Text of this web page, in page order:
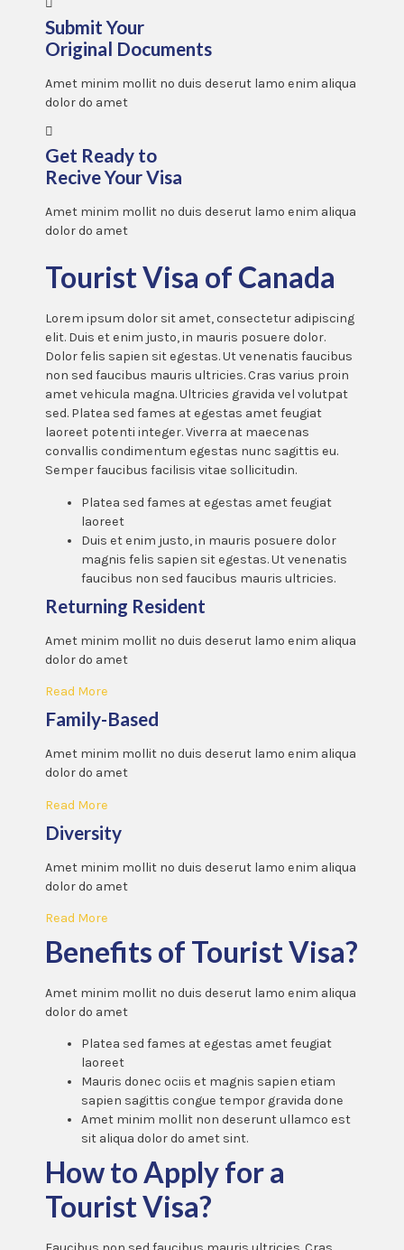
Submit Your
Original Documents
Amet minim mollit no duis deserut lamo enim aliqua
dolor do amet
Get Ready to
Recive Your Visa
Amet minim mollit no duis deserut lamo enim aliqua
dolor do amet
Tourist Visa of Canada
Lorem ipsum dolor sit amet, consectetur adipiscing
elit. Duis et enim justo, in mauris posuere dolor.
Dolor felis sapien sit egestas. Ut venenatis faucibus
non sed faucibus mauris ultricies. Cras varius proin
amet vehicula magna. Ultricies gravida vel volutpat
sed. Platea sed fames at egestas amet feugiat
laoreet potenti integer. Viverra at maecenas
convallis condimentum egestas nunc sagittis eu.
Semper faucibus facilisis vitae sollicitudin.
Platea sed fames at egestas amet feugiat
laoreet
Duis et enim justo, in mauris posuere dolor
magnis felis sapien sit egestas. Ut venenatis
faucibus non sed faucibus mauris ultricies.
Returning Resident
Amet minim mollit no duis deserut lamo enim aliqua
dolor do amet
Read More
Family-Based
Amet minim mollit no duis deserut lamo enim aliqua
dolor do amet
Read More
Diversity
Amet minim mollit no duis deserut lamo enim aliqua
dolor do amet
Read More
Benefits of Tourist Visa?
Amet minim mollit no duis deserut lamo enim aliqua
dolor do amet
Platea sed fames at egestas amet feugiat
laoreet
Mauris donec ociis et magnis sapien etiam
sapien sagittis congue tempor gravida done
Amet minim mollit non deserunt ullamco est
sit aliqua dolor do amet sint.
How to Apply for a
Tourist Visa?